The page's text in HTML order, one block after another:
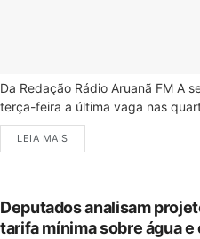
Da Redação Rádio Aruanã FM A
terça-feira a última vaga nas
LEIA MAIS
Deputados analisam
tarifa mínima sobre água